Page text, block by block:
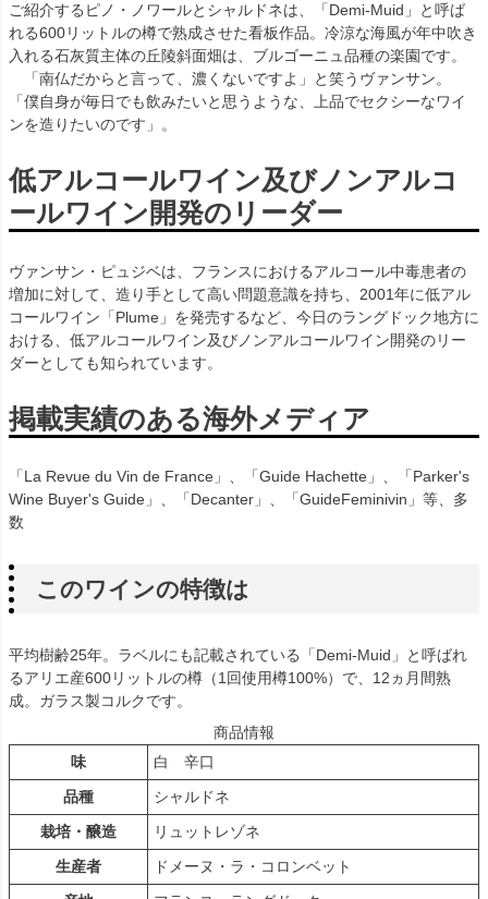
ご紹介するピノ・ノワールとシャルドネは、「Demi-Muid」と呼ば
れる600リットルの樽で熟成させた看板作品。冷涼な海風が年中吹き
入れる石灰質主体の丘陵斜面畑は、ブルゴーニュ品種の楽園です。
「南仏だからと言って、濃くないですよ」と笑うヴァンサン。
「僕自身が毎日でも飲みたいと思うような、上品でセクシーなワイ
ンを造りたいのです」。
低アルコールワイン及びノンアルコ
ールワイン開発のリーダー
ヴァンサン・ピュジベは、フランスにおけるアルコール中毒患者の
増加に対して、造り手として高い問題意識を持ち、2001年に低アル
コールワイン「Plume」を発売するなど、今日のラングドック地方に
おける、低アルコールワイン及びノンアルコールワイン開発のリー
ダーとしても知られています。
掲載実績のある海外メディア
「La Revue du Vin de France」、「Guide Hachette」、「Parker's
Wine Buyer's Guide」、「Decanter」、「GuideFeminivin」等、多
数
このワインの特徴は
平均樹齢25年。ラベルにも記載されている「Demi-Muid」と呼ばれ
るアリエ産600リットルの樽（1回使用樽100%）で、12ヵ月間熟
成。ガラス製コルクです。
商品情報
味
白 辛口
品種
シャルドネ
栽培・醸造
リュットレゾネ
生産者
ドメーヌ・ラ・コロンベット